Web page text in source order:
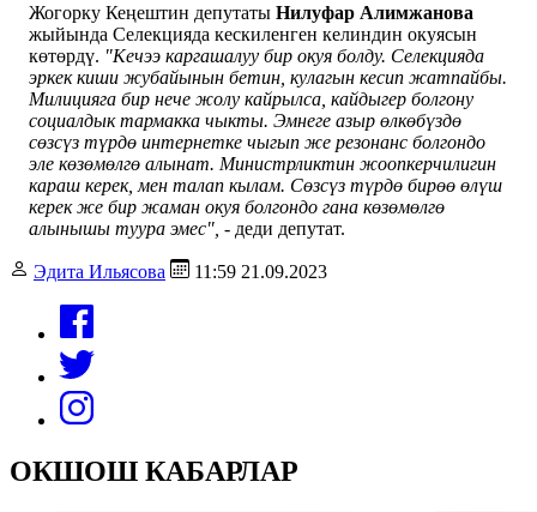
Жогорку Кеңештин депутаты Нилуфар Алимжанова
жыйында Селекцияда кескиленген келиндин окуясын
көтөрдү. "Кечээ каргашалуу бир окуя болду. Селекцияда
эркек киши жубайынын бетин, кулагын кесип жатпайбы.
Милицияга бир нече жолу кайрылса, кайдыгер болгону
социалдык тармакка чыкты. Эмнеге азыр өлкөбүздө
сөзсүз түрдө интернетке чыгып же резонанс болгондо
эле көзөмөлгө алынат. Министрликтин жоопкерчилигин
караш керек, мен талап кылам. Сөзсүз түрдө бирөө өлүш
керек же бир жаман окуя болгондо гана көзөмөлгө
алынышы туура эмес", - деди депутат.
Эдита Ильясова 11:59 21.09.2023
ОКШОШ КАБАРЛАР